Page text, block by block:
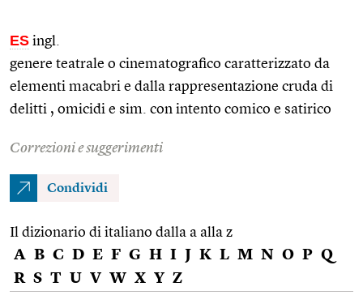
ES ingl.
genere teatrale o cinematografico caratterizzato da
elementi macabri e dalla rappresentazione cruda di
delitti , omicidi e sim. con intento comico e satirico
Correzioni e suggerimenti
Condividi
Il dizionario di italiano dalla a alla z
A B C D E F G H I J K L M N O P Q
R S T U V W X Y Z